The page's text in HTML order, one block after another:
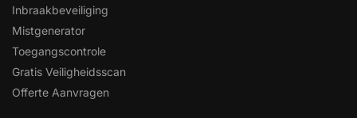
Inbraakbeveiliging
Mistgenerator
Toegangscontrole
Gratis Veiligheidsscan
Offerte Aanvragen